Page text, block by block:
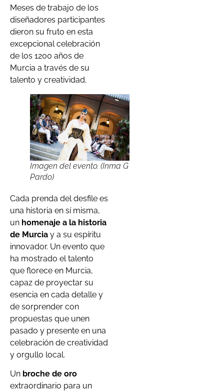
Meses de trabajo de los
diseñadores participantes
dieron su fruto en esta
excepcional celebración
de los 1200 años de
Murcia a través de su
talento y creatividad.
Imagen del evento. (Inma G
Pardo)
Cada prenda del desfile es
una historia en sí misma,
un homenaje a la historia
de Murcia y a su espíritu
innovador. Un evento que
ha mostrado el talento
que florece en Murcia,
capaz de proyectar su
esencia en cada detalle y
de sorprender con
propuestas que unen
pasado y presente en una
celebración de creatividad
y orgullo local.
Un broche de oro
extraordinario para un